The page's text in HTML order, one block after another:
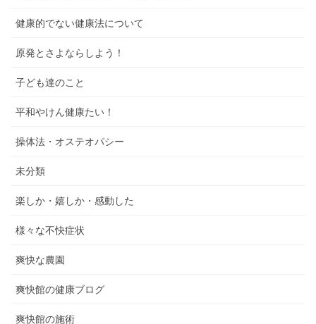
健康的でない健康法について
原発とさよならしよう！
子ども達のこと
平和やけん健康たい！
操体法・オステオパシー
未分類
楽しか・嬉しか・感動した
様々な不快症状
爽快な農園
爽快館の健康ブログ
爽快館の施術